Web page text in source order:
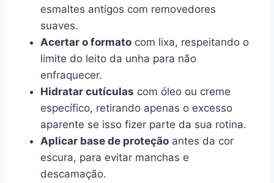
esmaltes antigos com removedores
suaves.
Acertar o formato com lixa, respeitando o
limite do leito da unha para não
enfraquecer.
Hidratar cutículas com óleo ou creme
específico, retirando apenas o excesso
aparente se isso fizer parte da sua rotina.
Aplicar base de proteção antes da cor
escura, para evitar manchas e
descamação.